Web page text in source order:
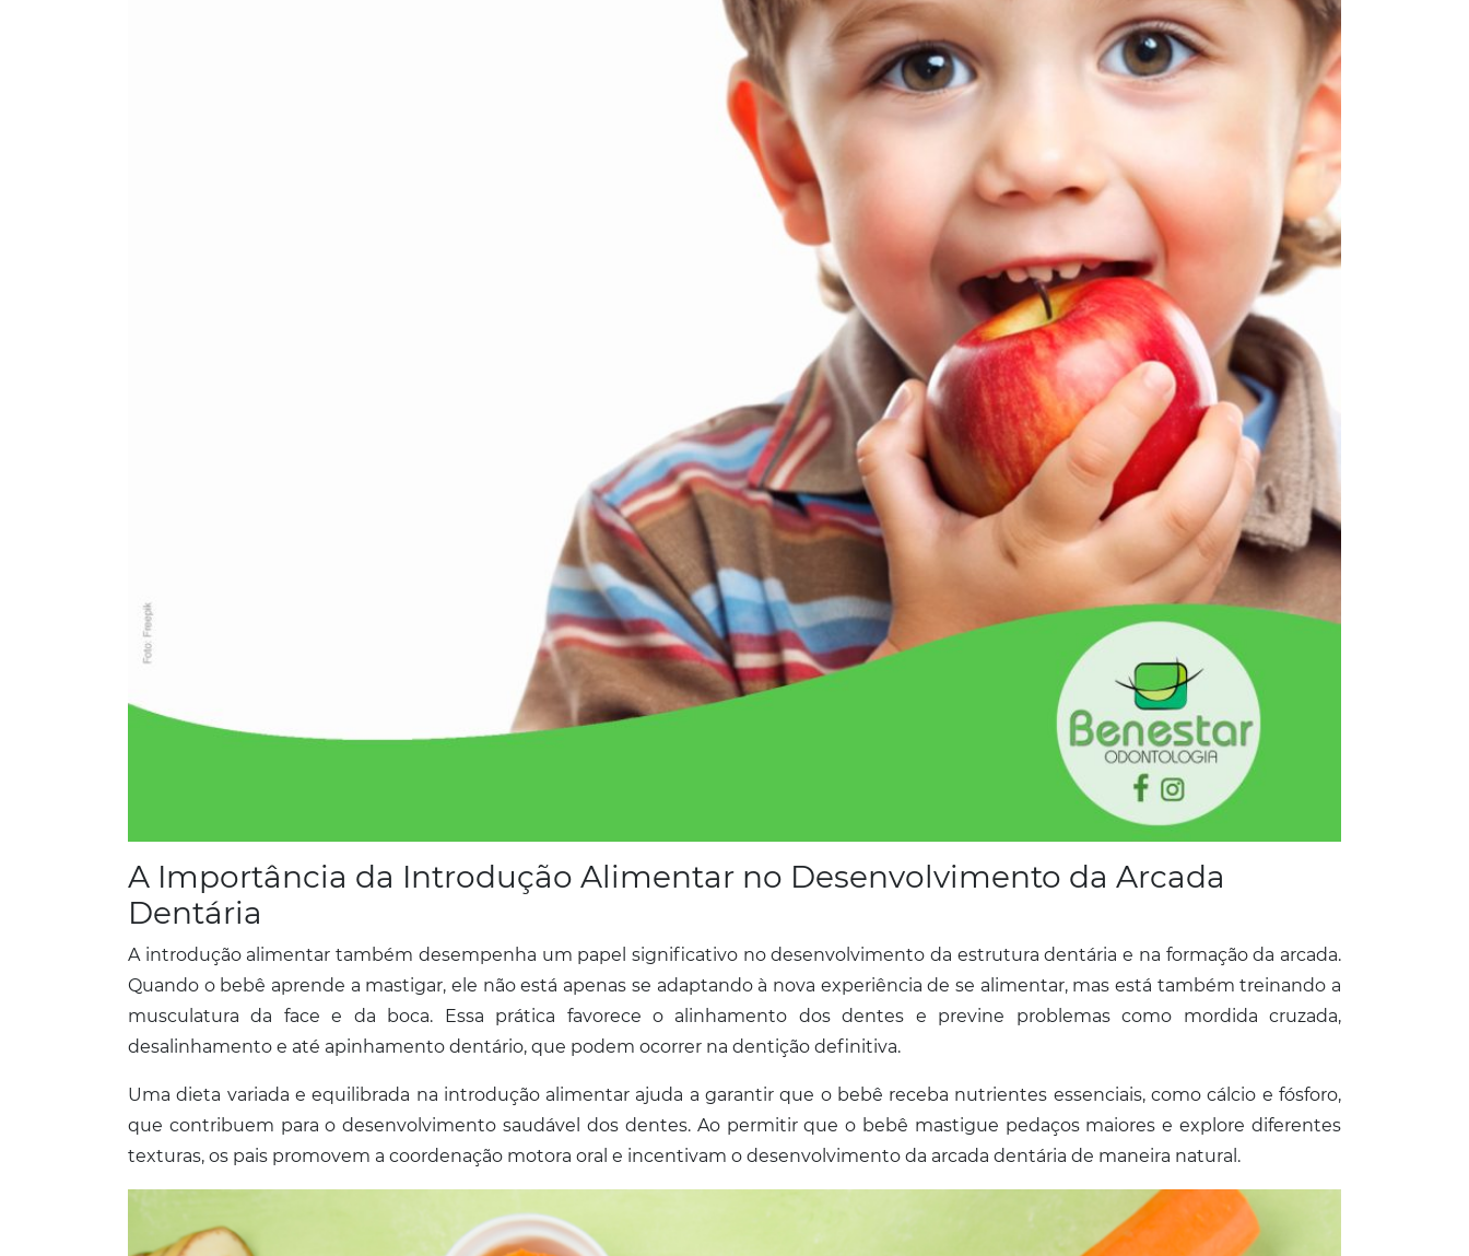
A Importância da Introdução Alimentar no Desenvolvimento da Arcada
Dentária
A introdução alimentar também desempenha um papel significativo no desenvolvimento da estrutura dentária e na formação da arcada.
Quando o bebê aprende a mastigar, ele não está apenas se adaptando à nova experiência de se alimentar, mas está também treinando a
musculatura da face e da boca. Essa prática favorece o alinhamento dos dentes e previne problemas como mordida cruzada,
desalinhamento e até apinhamento dentário, que podem ocorrer na dentição definitiva.
Uma dieta variada e equilibrada na introdução alimentar ajuda a garantir que o bebê receba nutrientes essenciais, como cálcio e fósforo,
que contribuem para o desenvolvimento saudável dos dentes. Ao permitir que o bebê mastigue pedaços maiores e explore diferentes
texturas, os pais promovem a coordenação motora oral e incentivam o desenvolvimento da arcada dentária de maneira natural.